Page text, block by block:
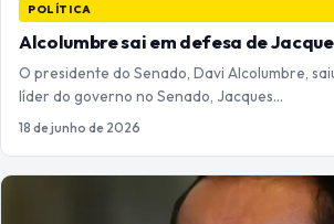
POLÍTICA
Alcolumbre sai em defesa de
O presidente do Senado, Davi Alcolumbre,
líder do governo no Senado, Jacques…
18 de junho de 2026